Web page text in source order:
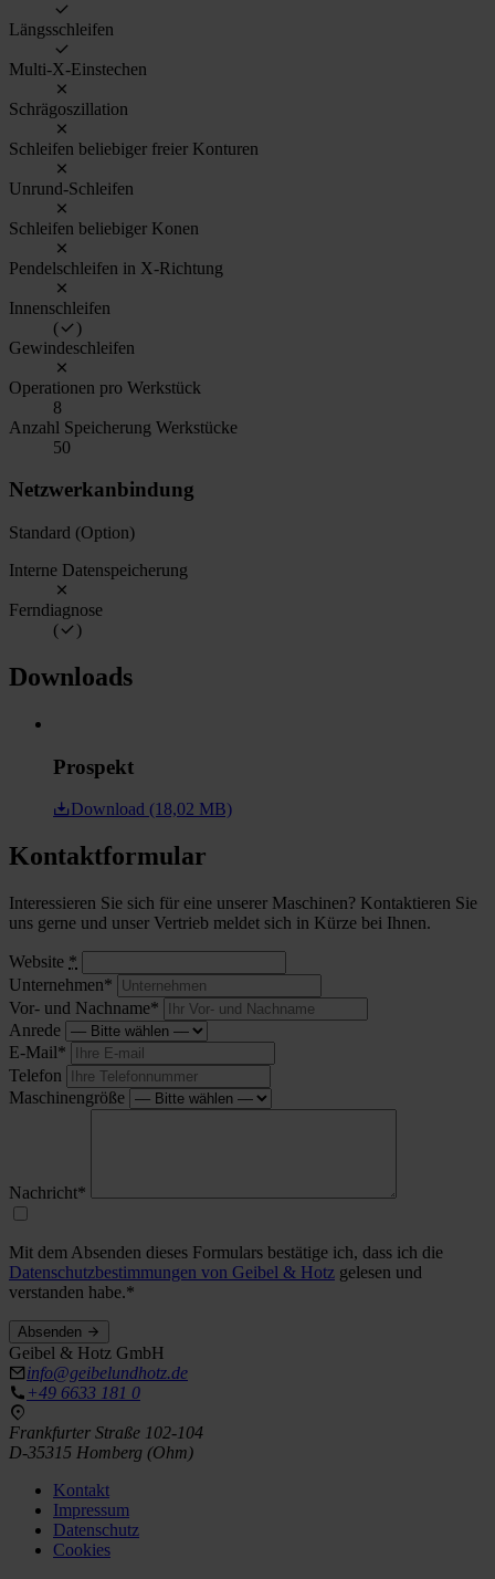
Längsschleifen
Multi-X-Einstechen
Schrägoszillation
Schleifen beliebiger freier Konturen
Unrund-Schleifen
Schleifen beliebiger Konen
Pendelschleifen in X-Richtung
Innenschleifen
(
)
Gewindeschleifen
Operationen pro Werkstück
8
Anzahl Speicherung Werkstücke
50
Netzwerkanbindung
Standard (Option)
Interne Datenspeicherung
Ferndiagnose
(
)
Downloads
Prospekt
Download (18,02 MB)
Kontaktformular
Interessieren Sie sich für eine unserer Maschinen? Kontaktieren Sie
uns gerne und unser Vertrieb meldet sich in Kürze bei Ihnen.
Website *
Unternehmen*
Vor- und Nachname*
Anrede
E-Mail*
Telefon
Maschinengröße
Nachricht*
Mit dem Absenden dieses Formulars bestätige ich, dass ich die
Datenschutzbestimmungen von Geibel & Hotz gelesen und
verstanden habe.*
Absenden
Geibel & Hotz GmbH
info@geibelundhotz.de
+49 6633 181 0
Frankfurter Straße 102-104
D-35315 Homberg (Ohm)
Kontakt
Impressum
Datenschutz
Cookies